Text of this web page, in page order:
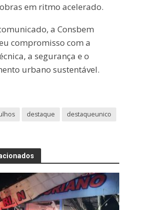
em ritmo acelerado.
a Consbem
compromisso com a
a segurança e o
urbano sustentável.
destaque
destaqueunico